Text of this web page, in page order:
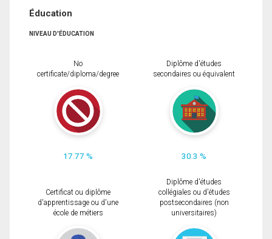
Éducation
NIVEAU D'ÉDUCATION
No
certificate/diploma/degree
17.77 %
Diplôme d'études
secondaires ou équivalent
30.3 %
Certificat ou diplôme
d'apprentissage ou d'une
école de métiers
Diplôme d'études
collégiales ou d'études
postsecondaires (non
universitaires)